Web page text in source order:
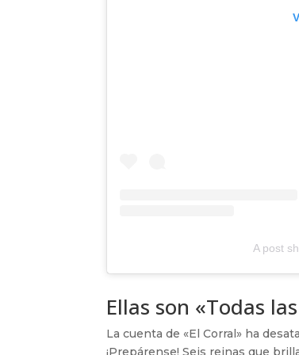
A post
Ellas son «Todas
La cuenta de «El Corral» ha
¡Prepárense! Seis reinas que